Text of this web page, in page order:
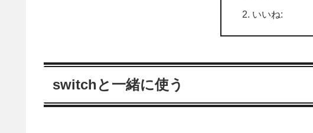
いいね:
switchと一緒に使う